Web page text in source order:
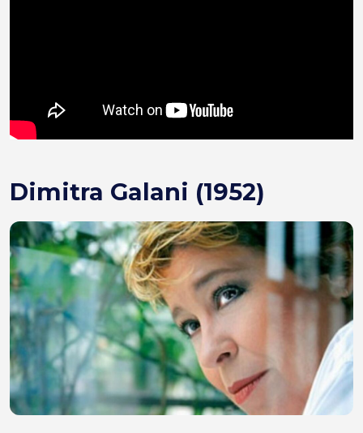
Dimitra Galani (1952)